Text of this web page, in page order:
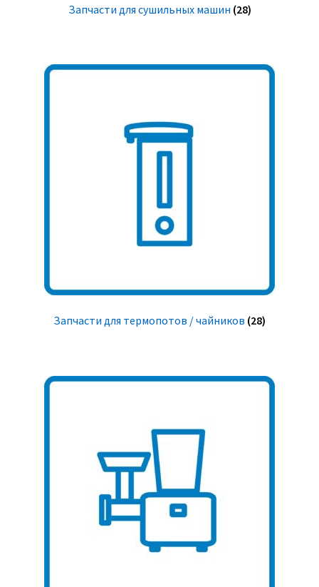
Запчасти для сушильных машин (28)
Запчасти для термопотов / чайников (28)